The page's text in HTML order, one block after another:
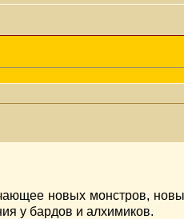
новых монстров,
у бардов и алхимиков.